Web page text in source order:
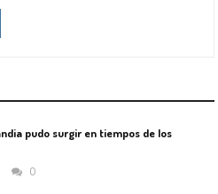
pudo surgir en tiempos de los
0